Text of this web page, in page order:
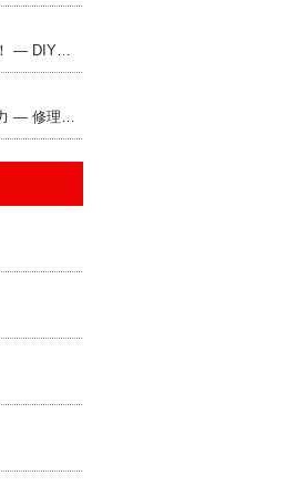
小さなキズこそプロに！ ― DIYでは難しい理由とは ―
無料代車サービスの魅力 ― 修理中も快適なカーライフをサポート